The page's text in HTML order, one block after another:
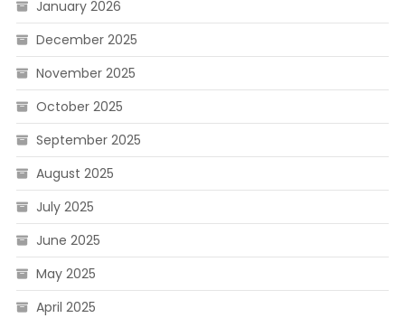
January 2026
December 2025
November 2025
October 2025
September 2025
August 2025
July 2025
June 2025
May 2025
April 2025